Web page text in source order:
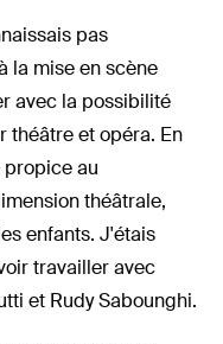
pas
la mise en scène
avec la possibilité
et opéra. En
au
théâtrale,
enfants. J'étais
travailler avec
et Rudy Sabounghi.